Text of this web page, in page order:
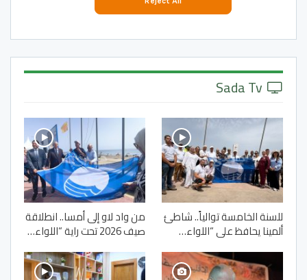
للسنة الخامسة توالياً.. شاطئ
ألمينا يحافظ على “اللواء…
من واد لاو إلى أمسا.. انطلاقة
صيف 2026 تحت راية “اللواء…